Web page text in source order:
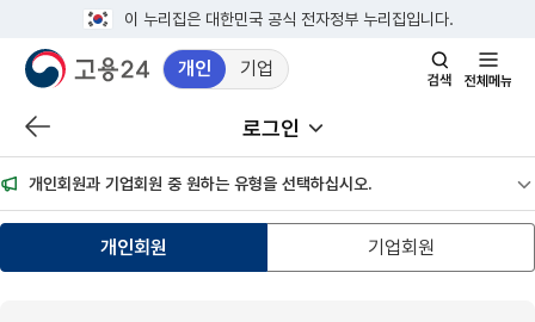
이 누리집은 대한민국 공식 전자정부 누리집입니다.
개인 기업
검색창 열기
전체메뉴
이전 페이지로 이동 로그인
개인회원과 기업회원 중 원하는 유형을 선택하십시오.
개인회원 기업회원